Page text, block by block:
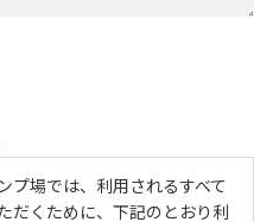
プ場では、利用されるすべて
だくために、下記のとおり利